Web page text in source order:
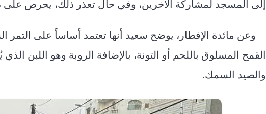
إلى المسجد لمشاركة الآخرين، وفي حال تعذر ذلك، يحرص على
وعن مائدة الإفطار، يوضح سعيد أنها تعتمد أساساً على
القمح المسلوق باللحم أو التونة، بالإضافة الروبة وهو اللبن
والصيد السمك.